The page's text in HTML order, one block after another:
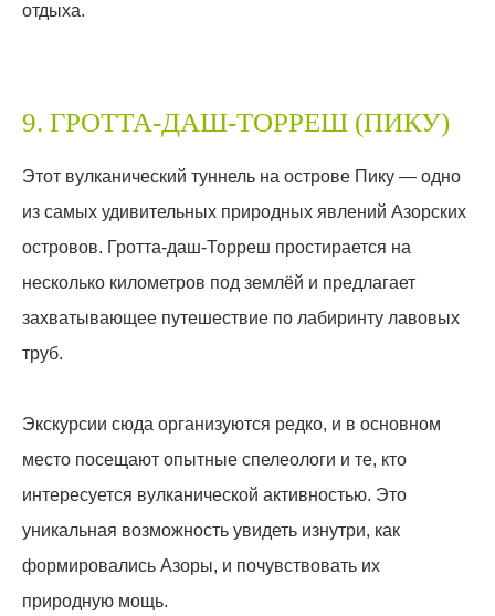
отдыха.
9. ГРОТТА-ДАШ-ТОРРЕШ (ПИКУ)
Этот вулканический туннель на острове Пику — одно
из самых удивительных природных явлений Азорских
островов. Гротта-даш-Торреш простирается на
несколько километров под землёй и предлагает
захватывающее путешествие по лабиринту лавовых
труб.
Экскурсии сюда организуются редко, и в основном
место посещают опытные спелеологи и те, кто
интересуется вулканической активностью. Это
уникальная возможность увидеть изнутри, как
формировались Азоры, и почувствовать их
природную мощь.